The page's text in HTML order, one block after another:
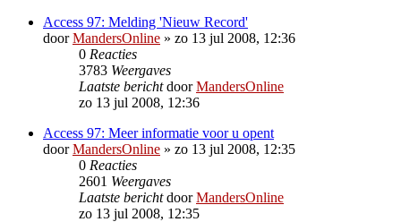
Access 97: Melding 'Nieuw Record'
doorMandersOnline » zo 13 jul 2008, 12:36
0 Reacties
3783 Weergaves
Laatste berichtdoorMandersOnline
zo 13 jul 2008, 12:36
Access 97: Meer informatie voor u opent
doorMandersOnline » zo 13 jul 2008, 12:35
0 Reacties
2601 Weergaves
Laatste berichtdoorMandersOnline
zo 13 jul 2008, 12:35